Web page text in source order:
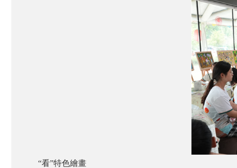
“看”特色繪畫